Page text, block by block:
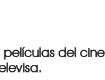
películas del cine